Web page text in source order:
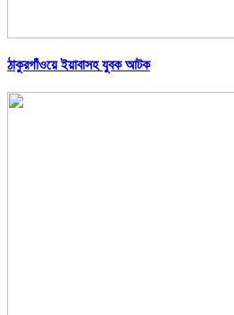
ঠাকুরগাঁওয়ে ইয়াবাসহ যুবক আটক